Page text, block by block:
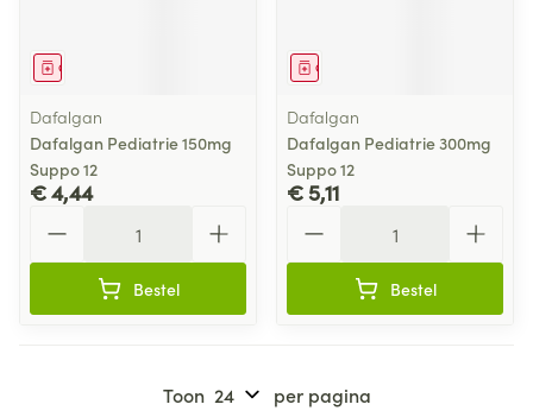
Geneesmiddel
Dafalgan
Dafalgan Pediatrie 150mg
Suppo 12
€ 4,44
Bestel
Geneesmiddel
Dafalgan
Dafalgan Pediatrie 300mg
Suppo 12
€ 5,11
Bestel
Toon per pagina